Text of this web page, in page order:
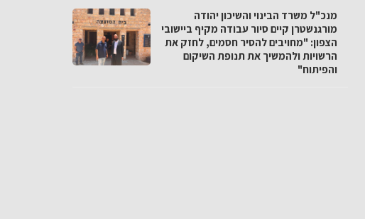
מנכ"ל משרד הבינוי והשיכון יהודה
מורגנשטרן קיים סיור עבודה מקיף ביישובי
הצפון: "מחויבים להסיר חסמים, לחזק את
הרשויות ולהמשיך את תנופת השיקום
והפיתוח"